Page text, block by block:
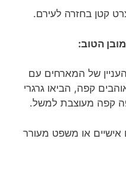
קטן בחזרה לעירם.
הטוב:
של המארחים עם
קפה, הביאו גרגרי
קפה מעוצבת למשל.
או משפט מעורר